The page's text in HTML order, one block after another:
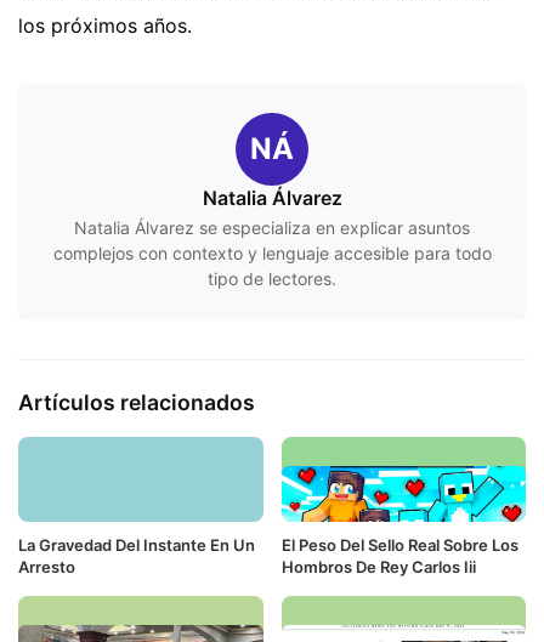
los próximos años.
NÁ
Natalia Álvarez
Natalia Álvarez se especializa en explicar asuntos
complejos con contexto y lenguaje accesible para todo
tipo de lectores.
Artículos relacionados
La Gravedad Del Instante En Un
Arresto
El Peso Del Sello Real Sobre Los
Hombros De Rey Carlos Iii